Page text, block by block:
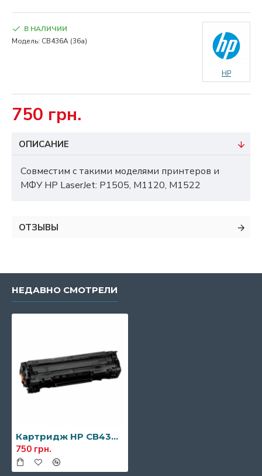
750 грн.
В НАЛИЧИИ
Модель: CB436A (36а)
HP
ОПИСАНИЕ
Совместим с такими моделями принтеров и
МФУ НР LaserJet: P1505, M1120, M1522
ОТЗЫВЫ
НЕДАВНО СМОТРЕЛИ
Картридж HP CB436A (36а)
750 грн.